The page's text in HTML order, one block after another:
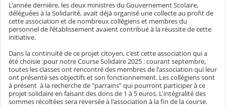
L'année dernière, les deux ministres du Gouvernement Scolaire,
déléguées à la Solidarité, avait déjà organisé une collecte au profit de
cette association et de nombreux collégiens et membres du
personnel de l'établissement avaient contribué à la réussite de cette
initiative.
Dans la continuité de ce projet citoyen, c'est cette association qui a
été choisie :pour notre Course Solidaire 2025 : courant septembre,
toutes les classes ont rencontré des membres de l'association qui leur
ont présenté ses objectifs et son fonctionnement. Les collégiens sont
à présent à la recherche de "parrains" qui pourront participer à ce
projet solidaire en faisant des dons de 1 à 5 euros. L'intégralité des
sommes récoltées sera reversée à l'association à la fin de la course.